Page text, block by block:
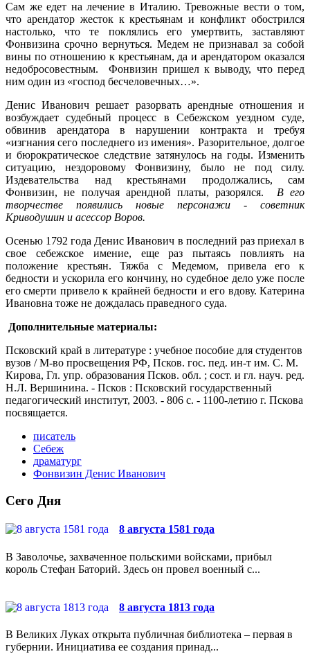
Сам же едет на лечение в Италию. Тревожные вести о том,
что арендатор жесток к крестьянам и конфликт обострился
настолько, что те поклялись его умертвить, заставляют
Фонвизина срочно вернуться. Медем не признавал за собой
вины по отношению к крестьянам, да и арендатором оказался
недобросовестным. Фонвизин пришел к выводу, что перед
ним один из «господ бесчеловечных…».
Денис Иванович решает разорвать арендные отношения и
возбуждает судебный процесс в Себежском уездном суде,
обвинив арендатора в нарушении контракта и требуя
«изгнания сего последнего из имения». Разорительное, долгое
и бюрократическое следствие затянулось на годы. Изменить
ситуацию, нездоровому Фонвизину, было не под силу.
Издевательства над крестьянами продолжались, сам
Фонвизин, не получая арендной платы, разорялся. В его
творчестве появились новые персонажи - советник
Криводушин и асессор Воров.
Осенью 1792 года Денис Иванович в последний раз приехал в
свое себежское имение, еще раз пытаясь повлиять на
положение крестьян. Тяжба с Медемом, привела его к
бедности и ускорила его кончину, но судебное дело уже после
его смерти привело к крайней бедности и его вдову. Катерина
Ивановна тоже не дождалась праведного суда.
Дополнительные материалы:
Псковский край в литературе : учебное пособие для студентов
вузов / М-во просвещения РФ, Псков. гос. пед. ин-т им. С. М.
Кирова, Гл. упр. образования Псков. обл. ; сост. и гл. науч. ред.
Н.Л. Вершинина. - Псков : Псковский государственный
педагогический институт, 2003. - 806 с. - 1100-летию г. Пскова
посвящается.
писатель
Себеж
драматург
Фонвизин Денис Иванович
Сего Дня
8 августа 1581 года
В Заволочье, захваченное польскими войсками, прибыл
король Стефан Баторий. Здесь он провел военный с...
8 августа 1813 года
В Великих Луках открыта публичная библиотека – первая в
губернии. Инициатива ее создания принад...